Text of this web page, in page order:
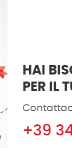
HAI
PER IL
+39